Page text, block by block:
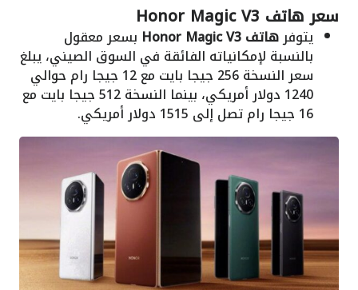
سعر هاتف Honor Magic V3
يتوفرهاتف Honor Magic V3 بسعر معقول
بالنسبة لإمكانياته الفائقة في السوق الصيني، يبلغ
سعر النسخة 256 جيجا بايت مع 12 جيجا رام حوالي
1240 دولار أمريكي، بينما النسخة 512 جيجا بايت مع
16 جيجا رام تصل إلى 1515 دولار أمريكي.